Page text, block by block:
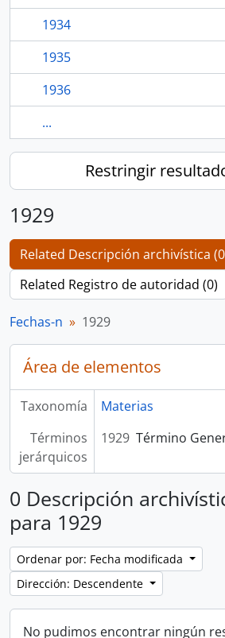
1934
1935
1936
...
Restringir
1929
Related Descripción archivística
Related Registro de autoridad (0)
Fechas-n 1929
Área de elementos
Taxonomía
Materias
Términos
jerárquicos
1929 Término
0 Descripción
para 1929
Ordenar por: Fecha modificada
Dirección: Descendente
No pudimos encontrar ningún